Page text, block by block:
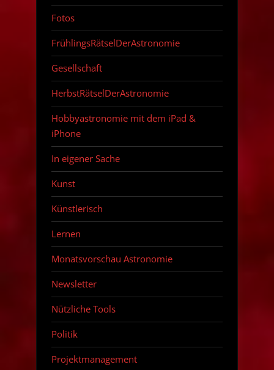
Fotos
FrühlingsRätselDerAstronomie
Gesellschaft
HerbstRätselDerAstronomie
Hobbyastronomie mit dem iPad &
iPhone
In eigener Sache
Kunst
Künstlerisch
Lernen
Monatsvorschau Astronomie
Newsletter
Nützliche Tools
Politik
Projektmanagement